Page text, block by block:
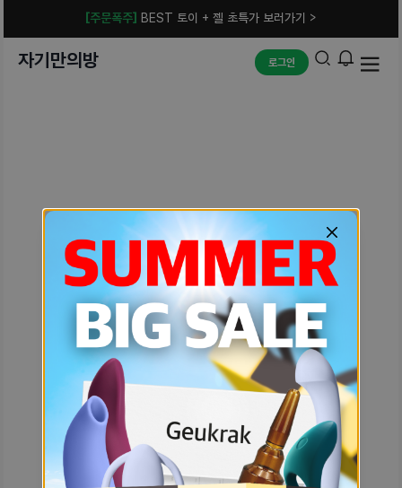
[주문폭주] BEST 토이 + 젤 초특가 보러가기 >
자기만의방 로그인
예상치 못한 에러입니다.